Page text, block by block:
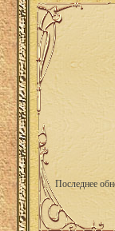
Последнее